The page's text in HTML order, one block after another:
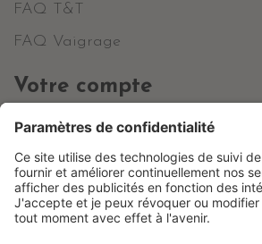
FAQ T&T
FAQ Vaigrage
Votre compte
Informations personnelles
Commandes
Avoirs